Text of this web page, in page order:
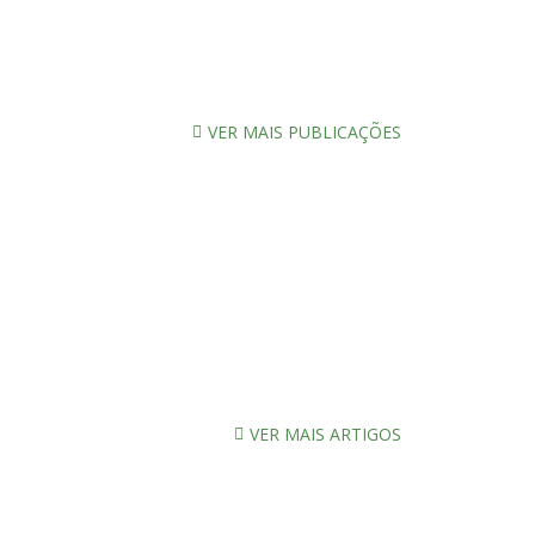
VER MAIS PUBLICAÇÕES
VER MAIS ARTIGOS